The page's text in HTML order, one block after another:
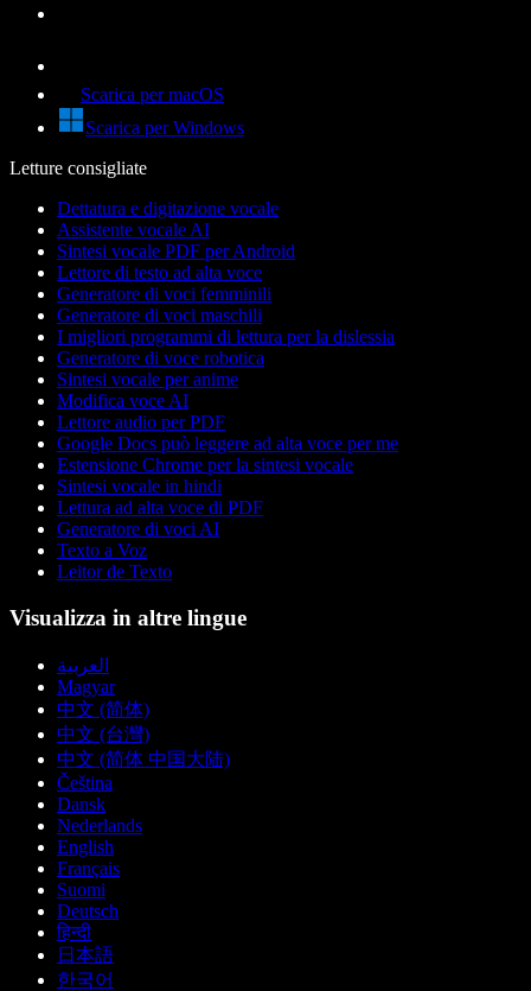
Scarica per macOS
Scarica per Windows
Letture consigliate
Dettatura e digitazione vocale
Assistente vocale AI
Sintesi vocale PDF per Android
Lettore di testo ad alta voce
Generatore di voci femminili
Generatore di voci maschili
I migliori programmi di lettura per la dislessia
Generatore di voce robotica
Sintesi vocale per anime
Modifica voce AI
Lettore audio per PDF
Google Docs può leggere ad alta voce per me
Estensione Chrome per la sintesi vocale
Sintesi vocale in hindi
Lettura ad alta voce di PDF
Generatore di voci AI
Texto a Voz
Leitor de Texto
Visualizza in altre lingue
العربية
Magyar
中文 (简体)
中文 (台灣)
中文 (简体 中国大陆)
Čeština
Dansk
Nederlands
English
Français
Suomi
Deutsch
हिन्दी
日本語
한국어